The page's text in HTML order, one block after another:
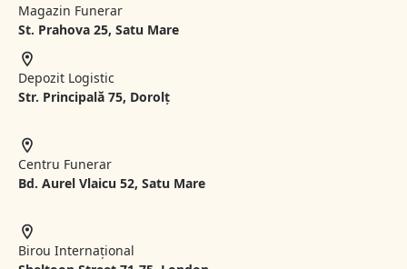
Magazin Funerar
St. Prahova 25, Satu Mare
Depozit Logistic
Str. Principală 75, Dorolț
Centru Funerar
Bd. Aurel Vlaicu 52, Satu Mare
Birou Internațional